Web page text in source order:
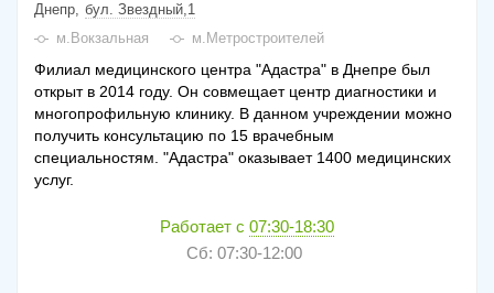
Днепр бул. Звездный,1
м.Вокзальная
м.Метростроителей
Филиал медицинского центра "Адастра" в Днепре был
открыт в 2014 году. Он совмещает центр диагностики и
многопрофильную клинику. В данном учреждении можно
получить консультацию по 15 врачебным
специальностям. "Адастра" оказывает 1400 медицинских
услуг.
Работает с 07:30-18:30
Сб: 07:30-12:00